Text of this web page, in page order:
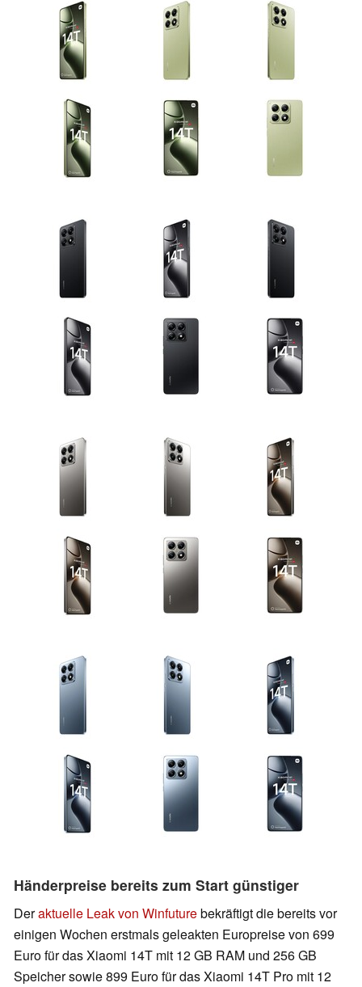
Händerpreise bereits zum Start günstiger
Deraktuelle Leak von Winfuturebekräftigt die bereits vor
einigen Wochen erstmals geleakten Europreise von 699
Euro für das Xiaomi 14T mit 12 GB RAM und 256 GB
Speicher sowie 899 Euro für das Xiaomi 14T Pro mit 12